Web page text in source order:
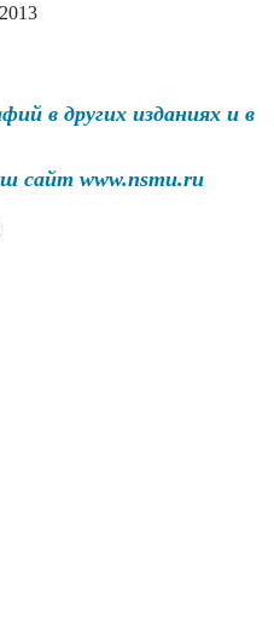
в других изданиях и в
сайт www.nsmu.ru